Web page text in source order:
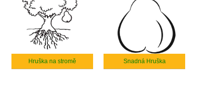
Hruška na stromě Snadná Hruška